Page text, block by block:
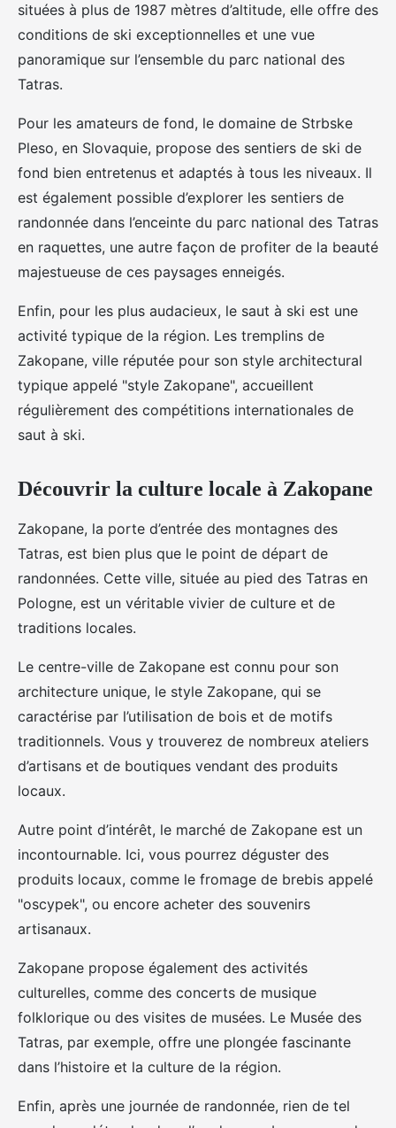
situées à plus de 1987 mètres d’altitude, elle offre des
conditions de ski exceptionnelles et une vue
panoramique sur l’ensemble du parc national des
Tatras.
Pour les amateurs de fond, le domaine de Strbske
Pleso, en Slovaquie, propose des sentiers de ski de
fond bien entretenus et adaptés à tous les niveaux. Il
est également possible d’explorer les sentiers de
randonnée dans l’enceinte du parc national des Tatras
en raquettes, une autre façon de profiter de la beauté
majestueuse de ces paysages enneigés.
Enfin, pour les plus audacieux, le saut à ski est une
activité typique de la région. Les tremplins de
Zakopane, ville réputée pour son style architectural
typique appelé "style Zakopane", accueillent
régulièrement des compétitions internationales de
saut à ski.
Découvrir la culture locale à Zakopane
Zakopane, la porte d’entrée des montagnes des
Tatras, est bien plus que le point de départ de
randonnées. Cette ville, située au pied des Tatras en
Pologne, est un véritable vivier de culture et de
traditions locales.
Le centre-ville de Zakopane est connu pour son
architecture unique, le style Zakopane, qui se
caractérise par l’utilisation de bois et de motifs
traditionnels. Vous y trouverez de nombreux ateliers
d’artisans et de boutiques vendant des produits
locaux.
Autre point d’intérêt, le marché de Zakopane est un
incontournable. Ici, vous pourrez déguster des
produits locaux, comme le fromage de brebis appelé
"oscypek", ou encore acheter des souvenirs
artisanaux.
Zakopane propose également des activités
culturelles, comme des concerts de musique
folklorique ou des visites de musées. Le Musée des
Tatras, par exemple, offre une plongée fascinante
dans l’histoire et la culture de la région.
Enfin, après une journée de randonnée, rien de tel